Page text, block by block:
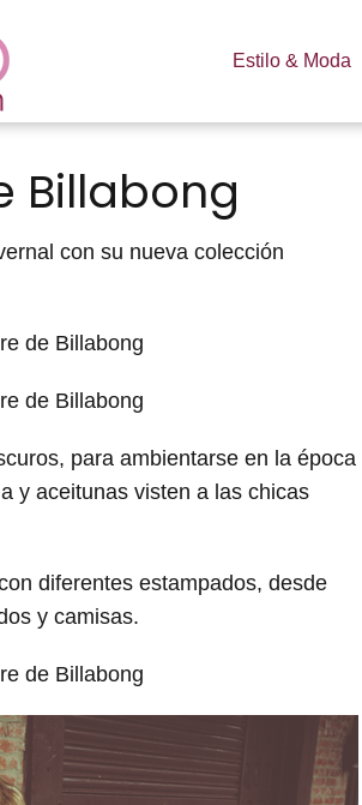
Estilo & Moda
Billabong
con su nueva colección
para ambientarse en la época
y aceitunas visten a las chicas
diferentes estampados, desde
y camisas.